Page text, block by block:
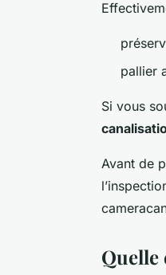
pallier
Si vous
Avant de
Quelle